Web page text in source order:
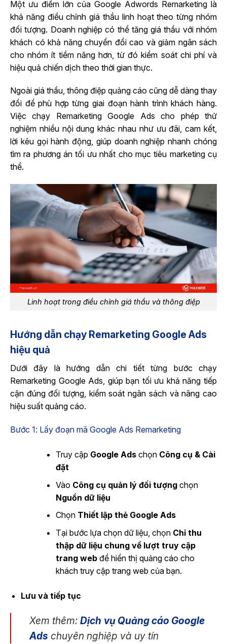
Một ưu điểm lớn của Google Adwords Remarketing là
khả năng điều chỉnh giá thầu linh hoạt theo từng nhóm
đối tượng. Doanh nghiệp có thể tăng giá thầu với nhóm
khách có khả năng chuyển đổi cao và giảm ngân sách
cho nhóm ít tiềm năng hơn, từ đó kiểm soát chi phí và
hiệu quả chiến dịch theo thời gian thực.
Ngoài giá thầu, thông điệp quảng cáo cũng dễ dàng thay
đổi để phù hợp từng giai đoạn hành trình khách hàng.
Việc chạy Remarketing Google Ads cho phép thử
nghiệm nhiều nội dung khác nhau như ưu đãi, cam kết,
lời kêu gọi hành động, giúp doanh nghiệp nhanh chóng
tìm ra phương án tối ưu nhất cho mục tiêu marketing cụ
thể.
Linh hoạt trong điều chỉnh giá thầu và thông điệp
Hướng dẫn chạy Remarketing Google​ Ads
hiệu quả
Dưới đây là hướng dẫn chi tiết từng bước chạy
Remarketing Google Ads, giúp bạn tối ưu khả năng tiếp
cận đúng đối tượng, kiểm soát ngân sách và nâng cao
hiệu suất quảng cáo.
Bước 1: Lấy đoạn mã Google Ads Remarketing
Truy cập Google Adschọn Công cụ & Cài
đặt
Vào Công cụ quản lý đối tượngchọn
Nguồn dữ liệu
Chọn Thiết lập thẻ Google Ads
Tại bước lựa chọn dữ liệu, chọn Chỉ thu
thập dữ liệu chung về lượt truy cập
trang webđể hiển thị quảng cáo cho
khách truy cập trang web của bạn.
Lưu và tiếp tục
Xem thêm:Dịch vụ Quảng cáo Google
Ads chuyên nghiệp và uy tín